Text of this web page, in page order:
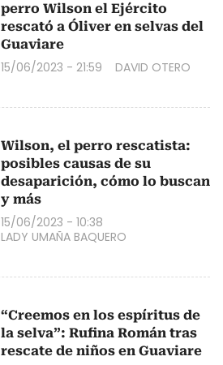
perro Wilson el Ejército
rescató a Óliver en selvas del
Guaviare
15/06/2023 - 21:59 DAVID OTERO
Wilson, el perro rescatista:
posibles causas de su
desaparición, cómo lo buscan
y más
15/06/2023 - 10:38
LADY UMAÑA BAQUERO
“Creemos en los espíritus de
la selva”: Rufina Román tras
rescate de niños en Guaviare